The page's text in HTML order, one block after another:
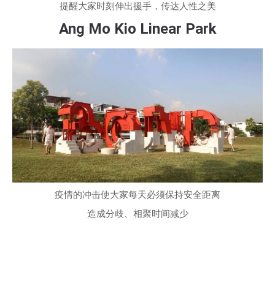
提醒大家时刻伸出援手，传达人性之美
Ang Mo Kio Linear Park
疫情的冲击使大家每天必须保持安全距离
造成分歧、相聚时间减少